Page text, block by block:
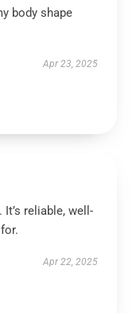
body shape
Apr 23, 2025
reliable, well-
Apr 22, 2025